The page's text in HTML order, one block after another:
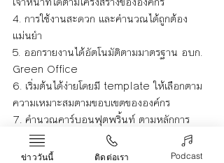
4. การใช้งานสะดวก และคำนวณได้ถูกต้อง
แม่นยำ
5. ออกรายงานได้อัตโนมัติตามมาตรฐาน อบก.
Green Office
6. เริ่มต้นได้ง่ายโดยมี template ให้เลือกตาม
ความเหมาะสมตามขอบเขตขององค์กร
7. คำนวณคาร์บอนฟุตพริ้นท์ ตามหลักการ
มาตราฐาน ISO 14064-1 CFO และ อบก.
CARBONFORMก๊าซเรือนกระจก
ข่าววันนี้ ติดต่อเรา Podcast